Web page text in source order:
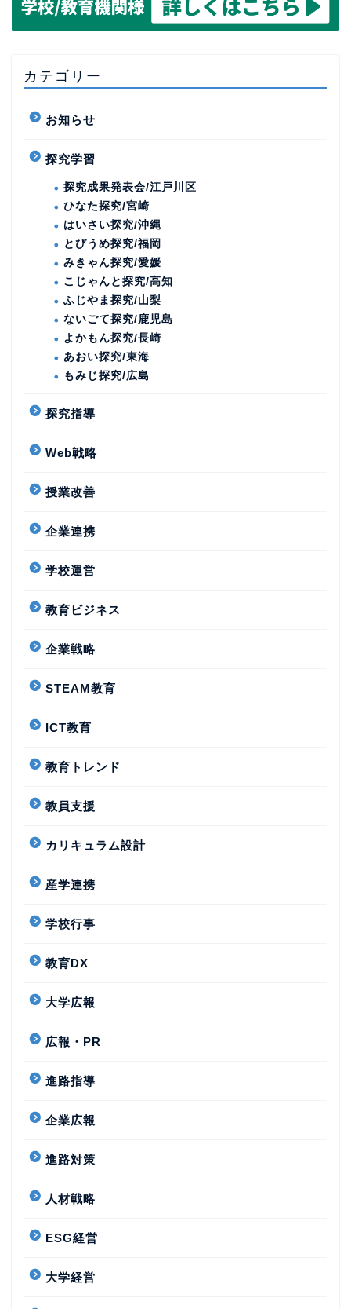
カテゴリー
お知らせ
探究学習
探究成果発表会/江戸川区
ひなた探究/宮崎
はいさい探究/沖縄
とびうめ探究/福岡
みきゃん探究/愛媛
こじゃんと探究/高知
ふじやま探究/山梨
ないごて探究/鹿児島
よかもん探究/長崎
あおい探究/東海
もみじ探究/広島
探究指導
Web戦略
授業改善
企業連携
学校運営
教育ビジネス
企業戦略
STEAM教育
ICT教育
教育トレンド
教員支援
カリキュラム設計
産学連携
学校行事
教育DX
大学広報
広報・PR
進路指導
企業広報
進路対策
人材戦略
ESG経営
大学経営